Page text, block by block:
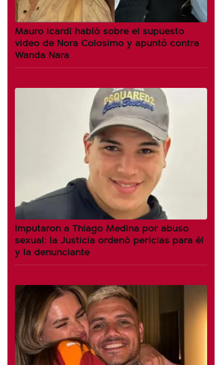
Mauro Icardi habló sobre el supuesto
video de Nora Colosimo y apuntó contra
Wanda Nara
Imputaron a Thiago Medina por abuso
sexual: la Justicia ordenó pericias para él
y la denunciante